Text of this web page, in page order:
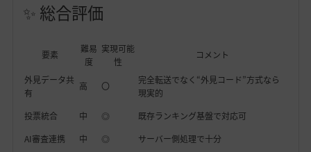
✨ 総合評価
要素
難易
度
実現可能
性
コメント
外見データ共
有
高 〇
完全転送でなく“外見コード”方式なら
現実的
投票統合
中 ◎
既存ランキング基盤で対応可
AI審査連携
中 ◎
サーバー側処理で十分